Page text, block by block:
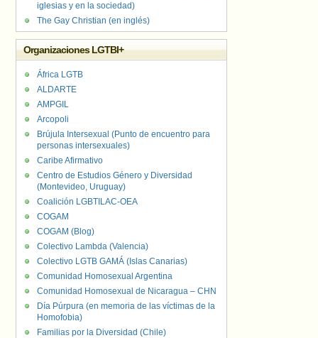
iglesias y en la sociedad)
The Gay Christian (en inglés)
Organizaciones LGTBI+
África LGTB
ALDARTE
AMPGIL
Arcopoli
Brújula Intersexual (Punto de encuentro para
personas intersexuales)
Caribe Afirmativo
Centro de Estudios Género y Diversidad
(Montevideo, Uruguay)
Coalición LGBTILAC-OEA
COGAM
COGAM (Blog)
Colectivo Lambda (Valencia)
Colectivo LGTB GAMÁ (Islas Canarias)
Comunidad Homosexual Argentina
Comunidad Homosexual de Nicaragua – CHN
Día Púrpura (en memoria de las víctimas de la
Homofobia)
Familias por la Diversidad (Chile)